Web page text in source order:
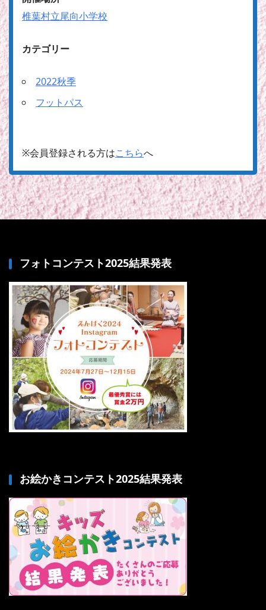
椎葉村立尾向小学校
カテゴリー
2022秋季
フットパス
※会員登録される方はこちらへ
フォトコンテスト2025結果発表
お絵かきコンテスト2025結果発表